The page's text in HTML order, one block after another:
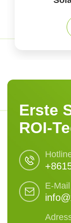
Erste
ROI-
E-Mail